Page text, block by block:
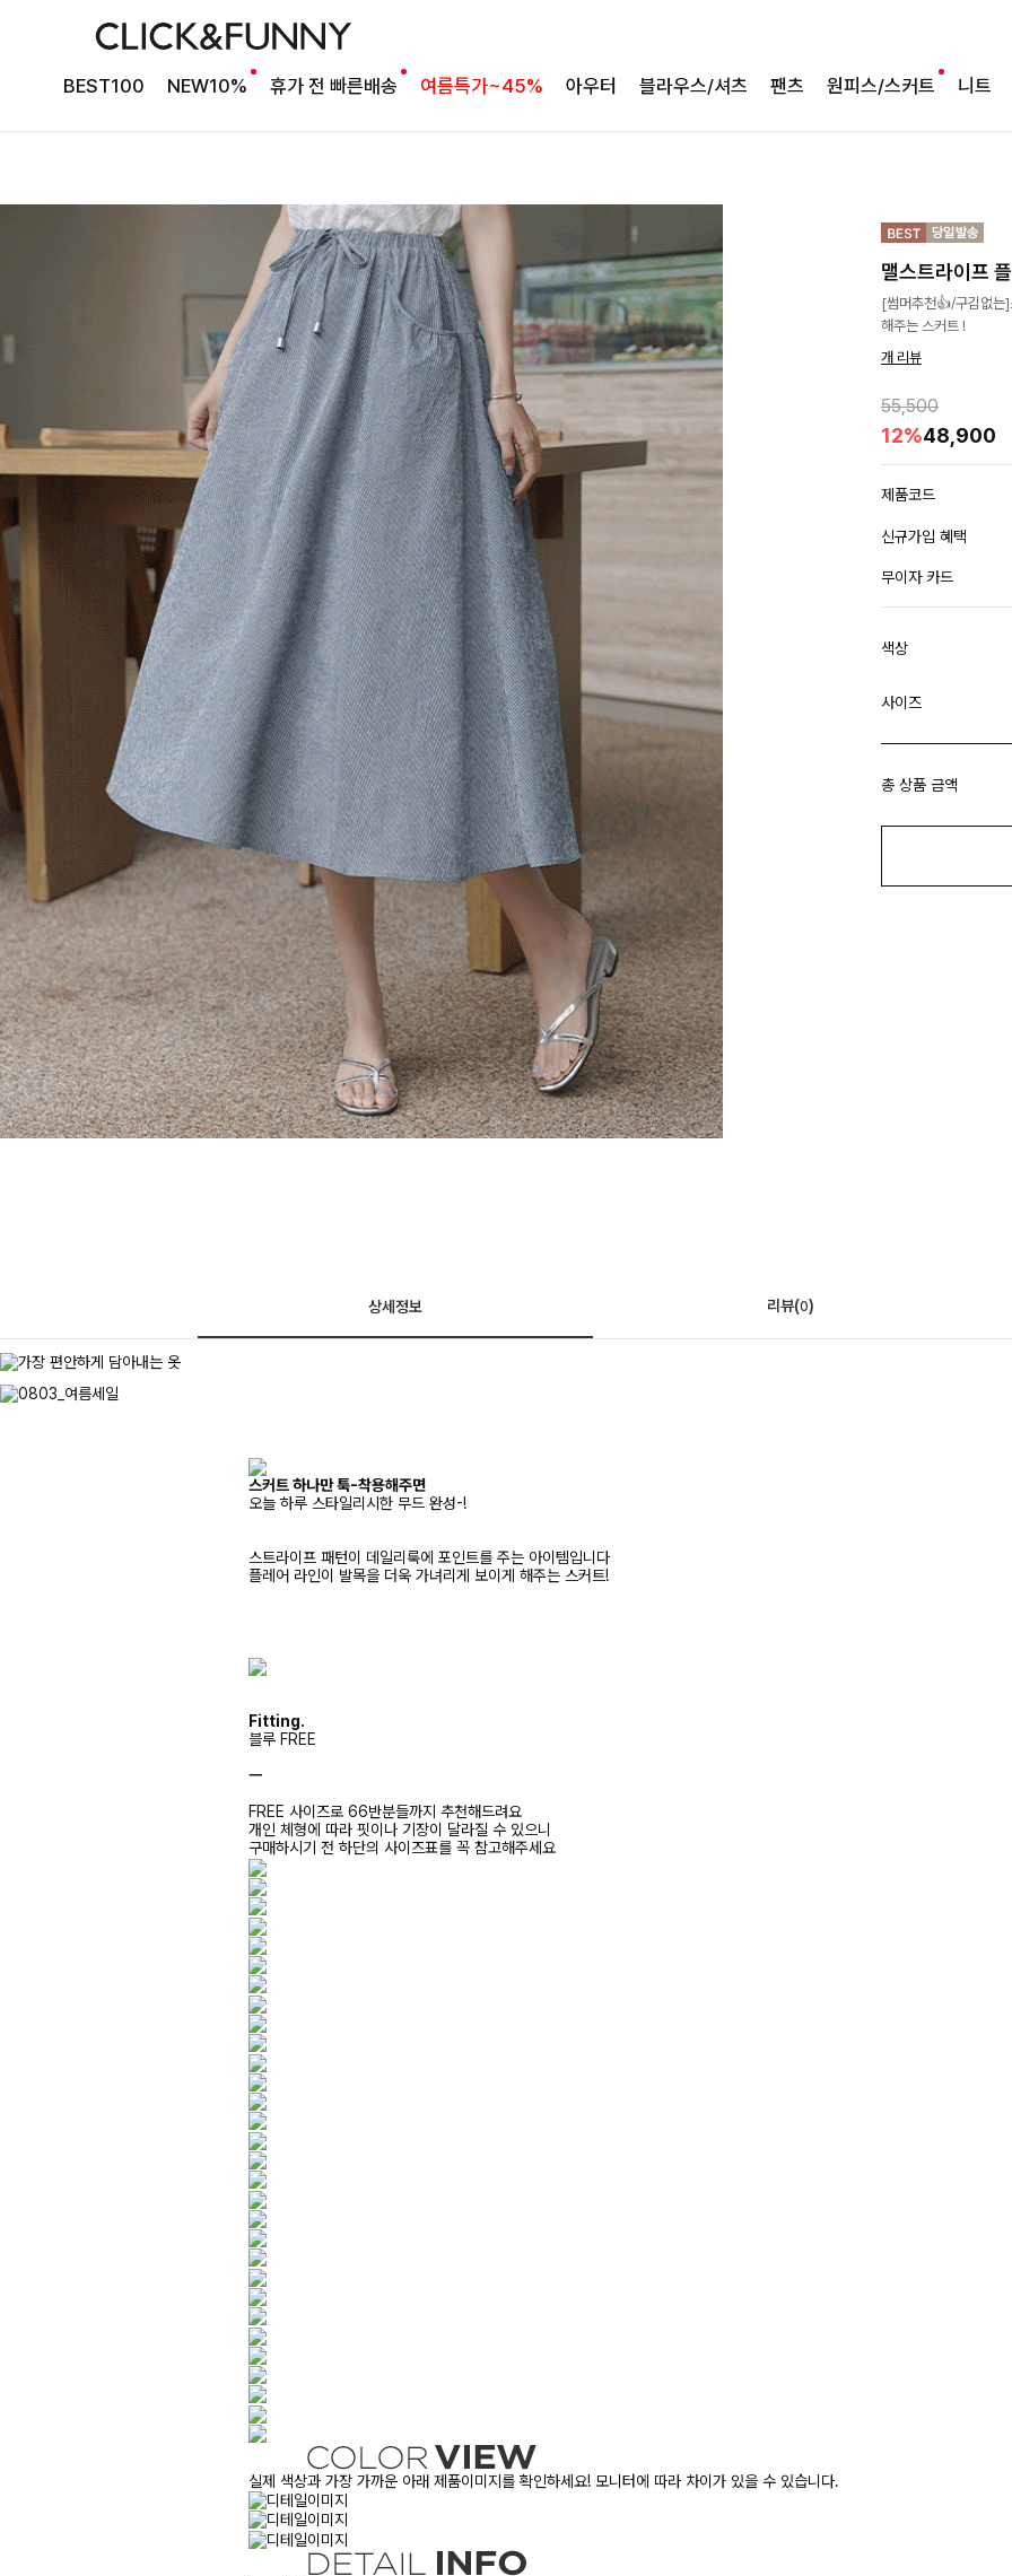
BEST100 NEW10% 휴가 전 빠른배송 여름특가~45% 아우터 블라우스/셔츠 팬츠 원피스/스커트 니트
맬스트라이프
[썸머추천👍/구김없는]
해주는 스커트 !
개 리뷰
55,500
12%48,900
제품코드
신규가입 혜택
무이자 카드
색상
사이즈
총 상품 금액
상세정보 리뷰(0)
스커트 하나만 툭-착용해주면
오늘 하루 스타일리시한 무드 완성-!
스트라이프 패턴이 데일리룩에 포인트를 주는 아이템입니다
플레어 라인이 발목을 더욱 가녀리게 보이게 해주는 스커트!
Fitting.
블루 FREE
ㅡ
FREE 사이즈로 66반분들까지 추천해드려요
개인 체형에 따라 핏이나 기장이 달라질 수 있으니
구매하시기 전 하단의 사이즈표를 꼭 참고해주세요
실제 색상과 가장 가까운 아래 제품이미지를 확인하세요! 모니터에 따라 차이가 있을 수 있습니다.